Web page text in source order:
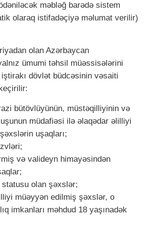
məbləğ barədə sistem
olaraq istifadəçiyə məlumat verilir)
olan Azərbaycan
ümumi təhsil müəssisələrini
dövlət büdcəsinin vəsaiti
bütövlüyünün, müstəqilliyinin və
müdafiəsi ilə əlaqədar əlilliyi
uşaqları;
və valideyn himayəsindən
olan şəxslər;
müəyyən edilmiş şəxslər, o
imkanları məhdud 18 yaşınadək